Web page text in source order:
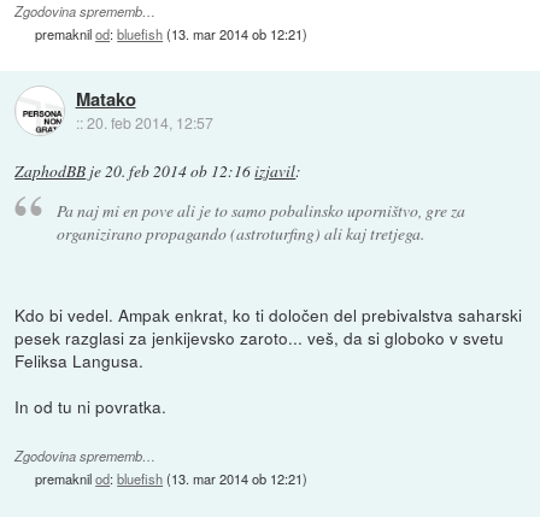
Zgodovina sprememb…
premaknilod:bluefish(13. mar 2014 ob 12:21)
Matako
::20. feb 2014, 12:57
ZaphodBB je20. feb 2014 ob 12:16izjavil:
Pa naj mi en pove ali je to samo pobalinsko uporništvo, gre za
organizirano propagando (astroturfing) ali kaj tretjega.
Kdo bi vedel. Ampak enkrat, ko ti določen del prebivalstva saharski
pesek razglasi za jenkijevsko zaroto... veš, da si globoko v svetu
Feliksa Langusa.
In od tu ni povratka.
Zgodovina sprememb…
premaknilod:bluefish(13. mar 2014 ob 12:21)